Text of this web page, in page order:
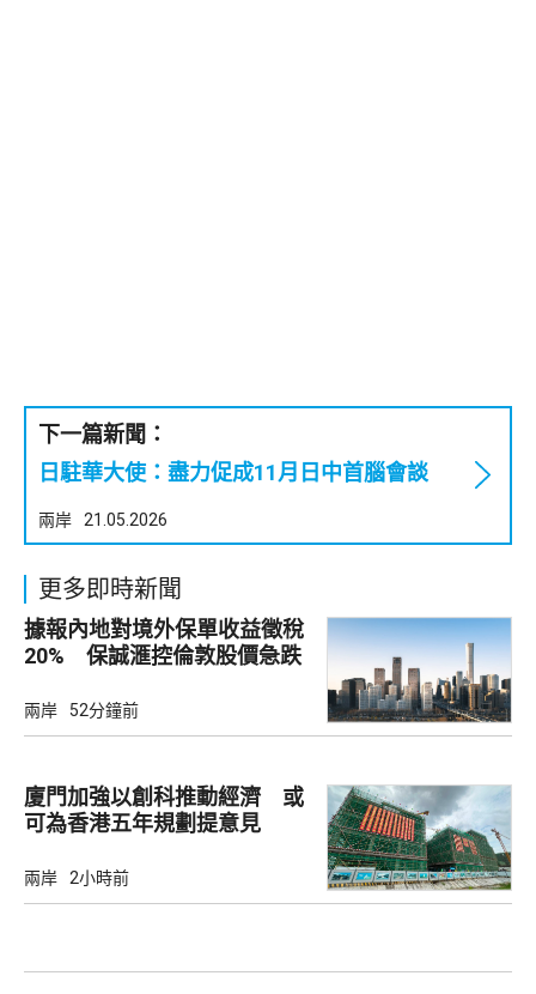
下一篇新聞：
日駐華大使：盡力促成11月日中首腦會談
兩岸 21.05.2026
更多即時新聞
據報內地對境外保單收益徵稅
20% 保誠滙控倫敦股價急跌
兩岸 52分鐘前
廈門加強以創科推動經濟 或
可為香港五年規劃提意見
兩岸 2小時前